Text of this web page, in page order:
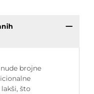
brojne
što